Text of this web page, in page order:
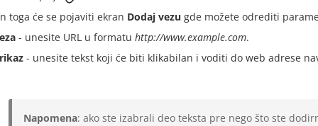
toga će se pojaviti ekran Dodaj vezu gde možete odrediti
- unesite URL u formatu http://www.example.com.
- unesite tekst koji će biti klikabilan i voditi do web adrese
Napomena: ako ste izabrali deo teksta pre nego što ste